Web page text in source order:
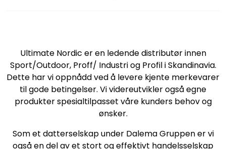
Ultimate Nordic er en ledende distributør innen
Sport/Outdoor, Proff/ Industri og Profil i Skandinavia.
Dette har vi oppnådd ved å levere kjente merkevarer
til gode betingelser. Vi videreutvikler også egne
produkter spesialtilpasset våre kunders behov og
ønsker.
Som et datterselskap under Dalema Gruppen er vi
også en del av et stort og effektivt handelsselskap